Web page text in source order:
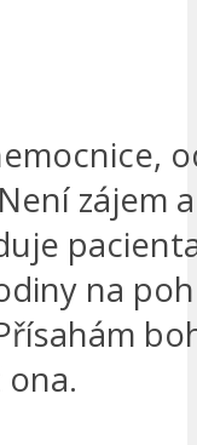
zájem
na